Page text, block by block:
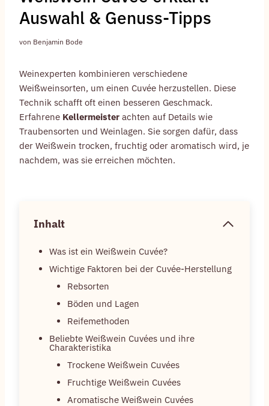
Auswahl & Genuss-Tipps
von Benjamin Bode
Weinexperten kombinieren verschiedene
Weißweinsorten, um einen Cuvée herzustellen. Diese
Technik schafft oft einen besseren Geschmack.
Erfahrene Kellermeister achten auf Details wie
Traubensorten und Weinlagen. Sie sorgen dafür, dass
der Weißwein trocken, fruchtig oder aromatisch wird, je
nachdem, was sie erreichen möchten.
Inhalt
Was ist ein Weißwein Cuvée?
Wichtige Faktoren bei der Cuvée-Herstellung
Rebsorten
Böden und Lagen
Reifemethoden
Beliebte Weißwein Cuvées und ihre
Charakteristika
Trockene Weißwein Cuvées
Fruchtige Weißwein Cuvées
Aromatische Weißwein Cuvées